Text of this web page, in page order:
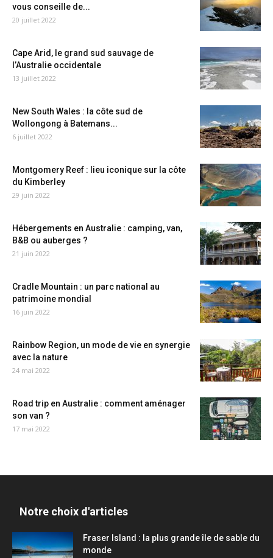
vous conseille de...
20 juillet 2022
Cape Arid, le grand sud sauvage de
l’Australie occidentale
13 juillet 2022
New South Wales : la côte sud de
Wollongong à Batemans...
6 juillet 2022
Montgomery Reef : lieu iconique sur la côte
du Kimberley
29 juin 2022
Hébergements en Australie : camping, van,
B&B ou auberges ?
21 juin 2022
Cradle Mountain : un parc national au
patrimoine mondial
16 juin 2022
Rainbow Region, un mode de vie en synergie
avec la nature
24 mai 2022
Road trip en Australie : comment aménager
son van ?
17 mai 2022
Notre choix d'articles
Fraser Island : la plus grande île de sable du
monde